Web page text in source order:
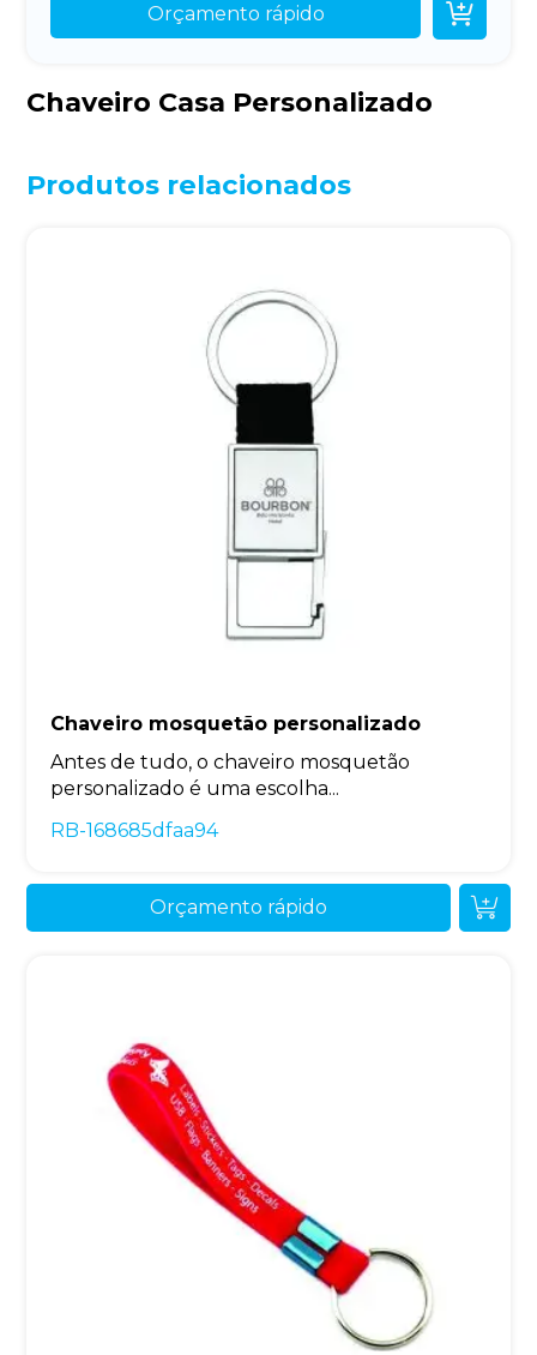
Orçamento rápido 
Chaveiro Casa Personalizado
Produtos relacionados
Chaveiro mosquetão personalizado
Antes de tudo, o chaveiro mosquetão
personalizado é uma escolha...
RB-168685dfaa94
Orçamento rápido